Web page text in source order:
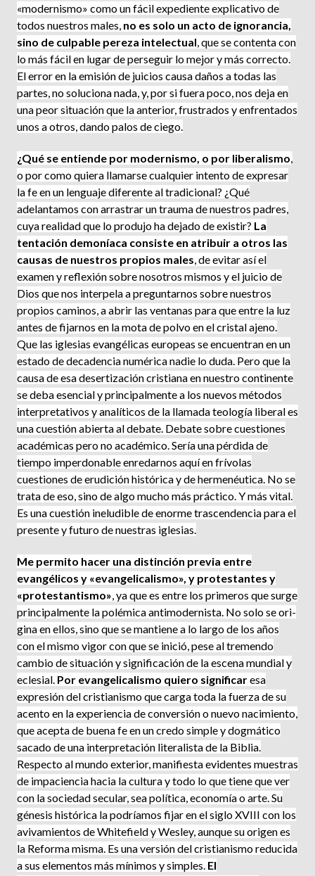
«modernismo» como un fácil expediente explicativo de
todos nuestros males, no es solo un acto de ignorancia,
sino de culpable pereza intelectual , que se contenta con
lo más fácil en lugar de perseguir lo mejor y más correcto.
El error en la emisión de juicios causa daños a todas las
partes, no soluciona nada, y, por si fuera poco, nos deja en
una peor situación que la anterior, frustrados y enfrentados
unos a otros, dando palos de ciego.
¿Qué se entiende por modernismo, o por liberalismo
o por como quiera llamarse cualquier intento de expresar
la fe en un lenguaje diferente al tradicional? ¿Qué
adelantamos con arrastrar un trauma de nuestros padres,
cuya realidad que lo produjo ha dejado de existir? La
tentación demoníaca consiste en atribuir a otros las
causas de nuestros propios males , de evitar así el
examen y reflexión sobre nosotros mismos y el juicio de
Dios que nos interpela a preguntarnos sobre nuestros
propios caminos, a abrir las ventanas para que entre la luz
antes de fijarnos en la mota de polvo en el cristal ajeno.
Que las iglesias evangélicas euro­peas se encuentran en un
estado de decadencia numérica nadie lo duda. Pero que la
causa de esa desertización cristiana en nuestro continente
se deba esencial y principalmente a los nuevos métodos
interpretativos y analíticos de la llamada teología liberal es
una cuestión abierta al debate. Debate sobre cuestiones
académicas pero no académico. Sería una pérdida de
tiempo imperdonable enredarnos aquí en frívolas
cuestiones de erudición histórica y de hermenéutica. No se
trata de eso, sino de algo mucho más práctico. Y más vital.
Es una cuestión ineludible de enorme trascendencia para el
presente y futuro de nuestras iglesias.
Me permito hacer una distinción previa entre
evangélicos y «evangelicalismo», y protestantes y
«protestantismo» , ya que es entre los primeros que surge
principalmente la polé­mica antimodernista. No solo se ori­
gina en ellos, sino que se mantiene a lo largo de los años
con el mismo vigor con que se inició, pese al tremendo
cambio de situación y signi­ficación de la escena mundial y
ecle­sial. Por evangelicalismo quiero sig­nificaresa
expresión del cristianismo que carga toda la fuerza de su
acento en la experiencia de conversión o nuevo nacimiento,
que acepta de buena fe en un credo simple y dogmático
sacado de una interpretación litera­lista de la Biblia.
Respecto al mundo exterior, manifiesta evi­dentes muestras
de impaciencia hacia la cultura y todo lo que tiene que ver
con la sociedad secular, sea política, economía o arte. Su
génesis histórica la podríamos fijar en el siglo XVIII con los
avivamientos de Whitefield y Wesley, aunque su ori­gen es
la Reforma misma. Es una versión del cristianismo reducida
a sus elementos más mínimos y simples. El